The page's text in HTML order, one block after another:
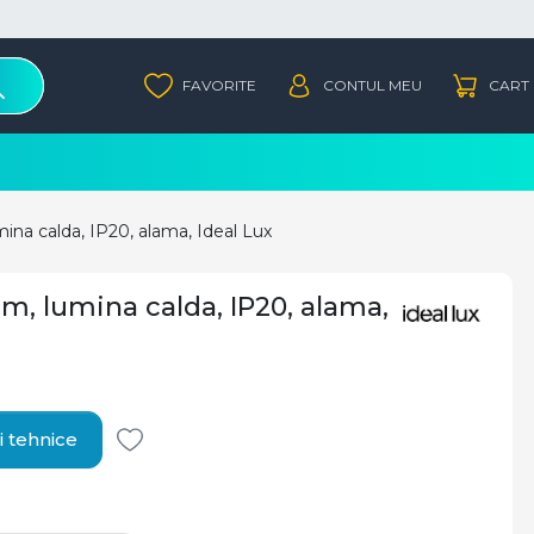
calda, IP20, alama, Ideal Lux
lumina calda, IP20, alama,
tehnice